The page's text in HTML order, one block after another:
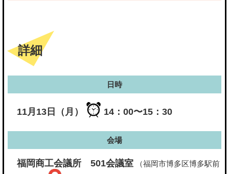
詳細
日時
11月13日（月） 14：00〜15：30
会場
福岡商工会議所 501会議室 （福岡市博多区博多駅前